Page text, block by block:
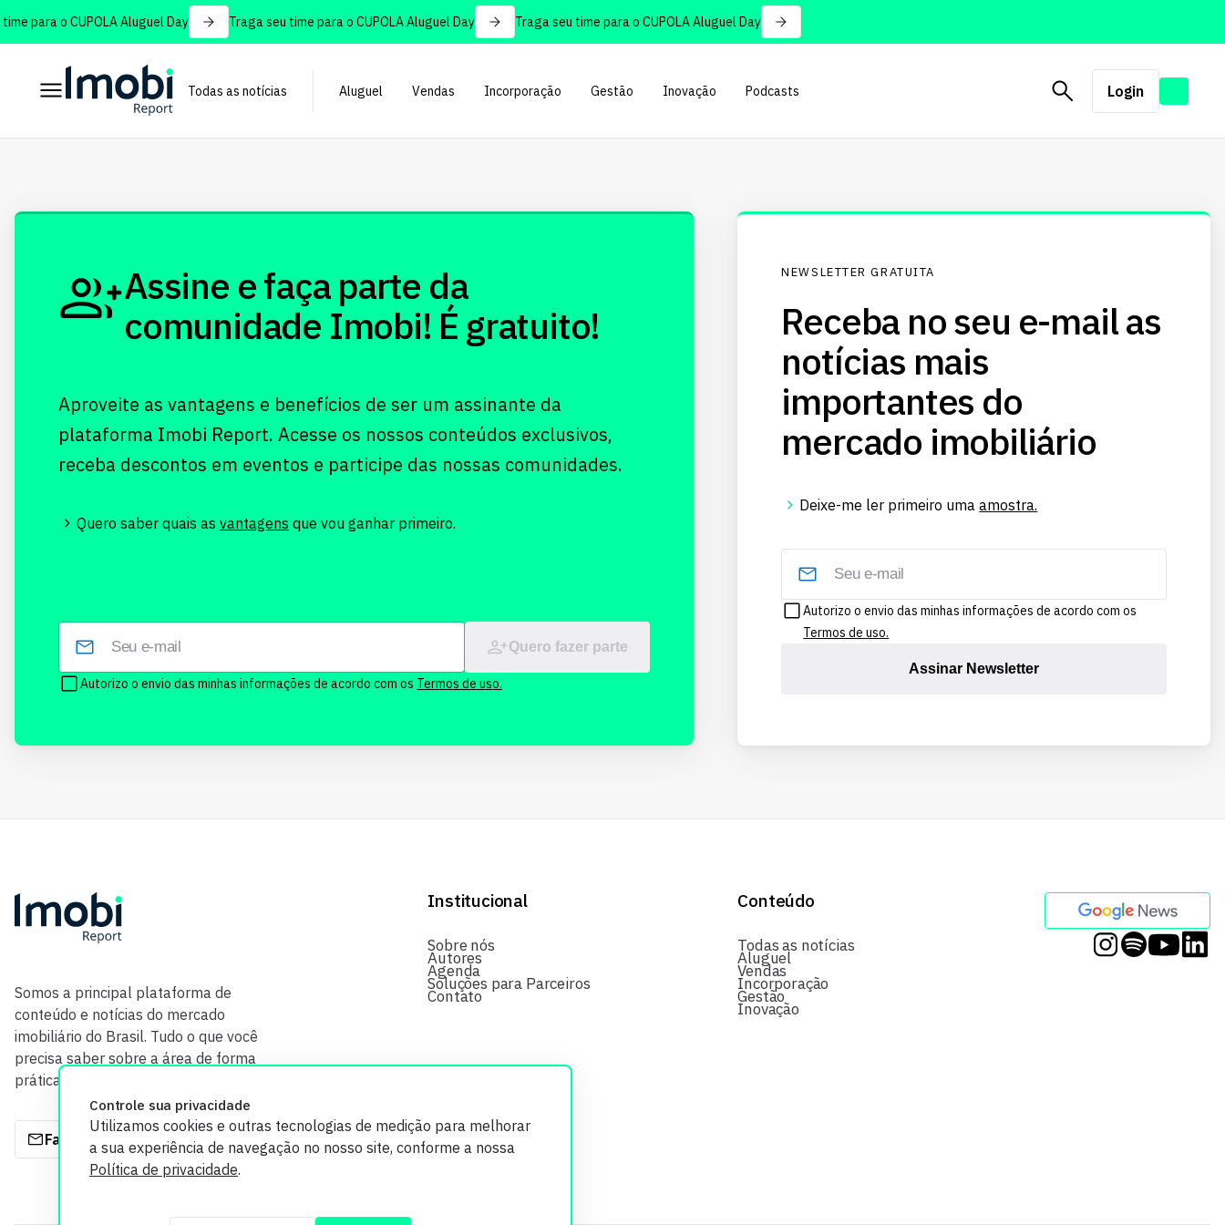
para o CUPOLA Aluguel Day Traga seu time para o CUPOLA Aluguel Day Traga seu time para o CUPOLA Aluguel Day
Todas as notícias Aluguel Vendas Incorporação Gestão Inovação Podcasts Login
Controle sua privacidade
Utilizamos cookies e outras tecnologias de medição para melhorar
a sua experiência de navegação no nosso site, conforme a nossa
Política de privacidade.
Assine e faça parte da
comunidade Imobi! É gratuito!
Aproveite as vantagens e benefícios de ser um assinante da
plataforma Imobi Report. Acesse os nossos conteúdos exclusivos,
receba descontos em eventos e participe das nossas comunidades.
Quero saber quais as vantagens que vou ganhar primeiro.
Quero fazer parte
Autorizo o envio das minhas informações de acordo com os Termos de uso.
NEWSLETTER GRATUITA
Receba no seu e-mail as
notícias mais
importantes do
mercado imobiliário
Deixe-me ler primeiro umaamostra.
Autorizo o envio das minhas informações de acordo com os
Termos de uso.
Assinar Newsletter
Somos a principal plataforma de
conteúdo e notícias do mercado
imobiliário do Brasil. Tudo o que você
precisa saber sobre a área de forma
prática e com credibilidade.
Fale com a gente
Institucional
Sobre nós
Autores
Agenda
Soluções para Parceiros
Contato
Conteúdo
Todas as notícias
Aluguel
Vendas
Incorporação
Gestão
Inovação